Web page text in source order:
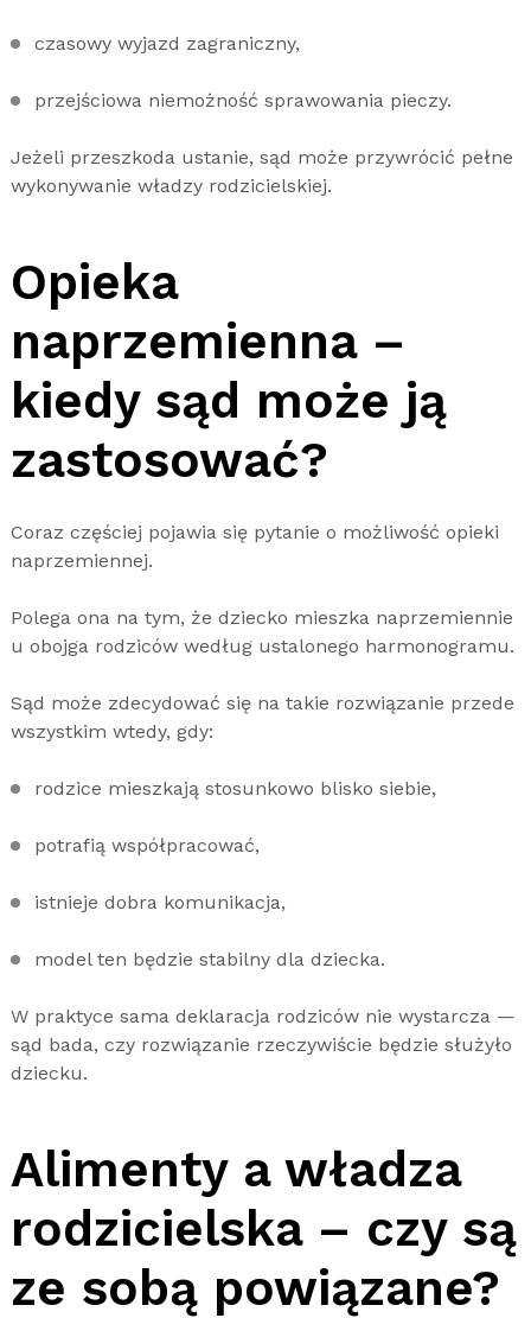
czasowy wyjazd zagraniczny,
przejściowa niemożność sprawowania pieczy.
Jeżeli przeszkoda ustanie, sąd może przywrócić pełne
wykonywanie władzy rodzicielskiej.
Opieka
naprzemienna –
kiedy sąd może ją
zastosować?
Coraz częściej pojawia się pytanie o możliwość opieki
naprzemiennej.
Polega ona na tym, że dziecko mieszka naprzemiennie
u obojga rodziców według ustalonego harmonogramu.
Sąd może zdecydować się na takie rozwiązanie przede
wszystkim wtedy, gdy:
rodzice mieszkają stosunkowo blisko siebie,
potrafią współpracować,
istnieje dobra komunikacja,
model ten będzie stabilny dla dziecka.
W praktyce sama deklaracja rodziców nie wystarcza —
sąd bada, czy rozwiązanie rzeczywiście będzie służyło
dziecku.
Alimenty a władza
rodzicielska – czy są
ze sobą powiązane?